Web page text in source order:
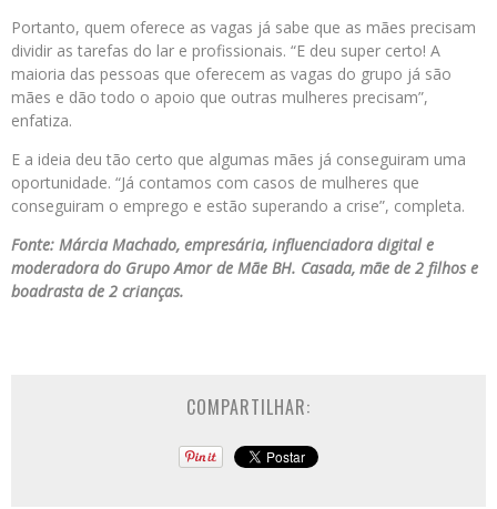
Portanto, quem oferece as vagas já sabe que as mães precisam
dividir as tarefas do lar e profissionais. “E deu super certo! A
maioria das pessoas que oferecem as vagas do grupo já são
mães e dão todo o apoio que outras mulheres precisam”,
enfatiza.
E a ideia deu tão certo que algumas mães já conseguiram uma
oportunidade. “Já contamos com casos de mulheres que
conseguiram o emprego e estão superando a crise”, completa.
Fonte: Márcia Machado, empresária, influenciadora digital e
moderadora do Grupo Amor de Mãe BH. Casada, mãe de 2 filhos e
boadrasta de 2 crianças.
COMPARTILHAR: